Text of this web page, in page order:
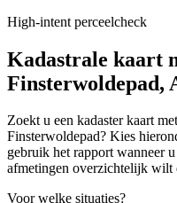
High-intent perceelcheck
Kadastrale kaart
Finsterwoldepad,
Zoekt u een kadaster kaart
Finsterwoldepad? Kies
gebruik het rapport wanneer
afmetingen overzichtelijk wilt
Voor welke situaties?